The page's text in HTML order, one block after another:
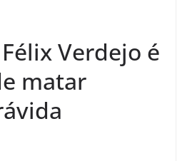
Verdejo é
matar